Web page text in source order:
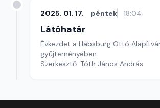
2025. 01. 17. péntek 18:04
Látóhatár
Évkezdet a Habsburg Ottó
gyűjteményében
Szerkesztő: Tóth János András